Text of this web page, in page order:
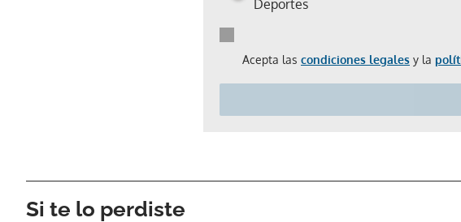
Deportes
Acepta las condiciones legales y la
Si te lo perdiste